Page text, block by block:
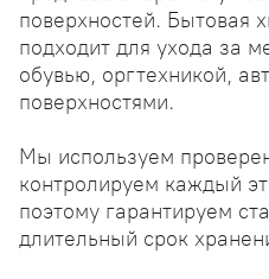
поверхностей. Бытовая
подходит для ухода за
обувью, оргтехникой,
поверхностями.
Мы используем
контролируем каждый
поэтому гарантируем
длительный срок